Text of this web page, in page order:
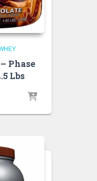
Phase
Lbs